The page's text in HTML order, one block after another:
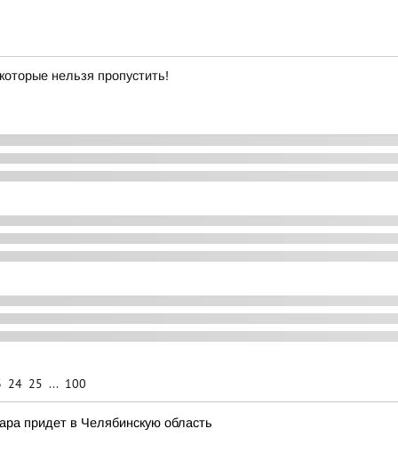
нельзя пропустить!
24 25 ... 100
придет в Челябинскую область